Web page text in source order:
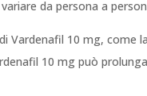
da persona a
Vardenafil 10 mg,
10 mg può